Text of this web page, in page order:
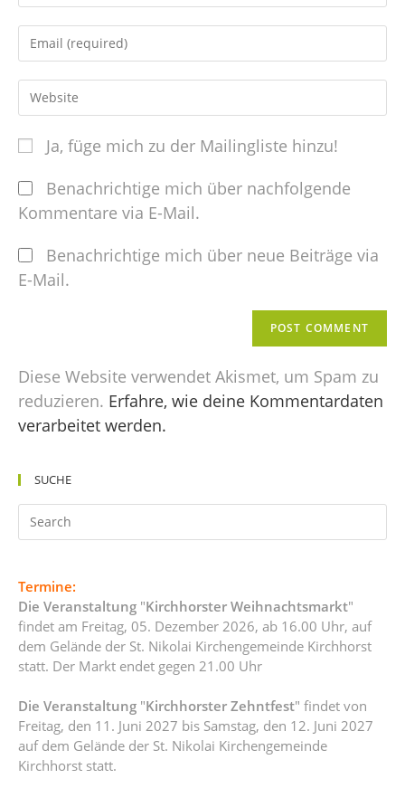
Ja, füge mich zu der Mailingliste hinzu!
Benachrichtige mich über nachfolgende
Kommentare via E-Mail.
Benachrichtige mich über neue Beiträge via
E-Mail.
Diese Website verwendet Akismet, um Spam zu
reduzieren. Erfahre, wie deine Kommentardaten
verarbeitet werden.
SUCHE
Termine:
Die Veranstaltung "Kirchhorster Weihnachtsmarkt"
findet am Freitag, 05. Dezember 2026, ab 16.00 Uhr, auf
dem Gelände der St. Nikolai Kirchengemeinde Kirchhorst
statt. Der Markt endet gegen 21.00 Uhr
Die Veranstaltung "Kirchhorster Zehntfest" findet von
Freitag, den 11. Juni 2027 bis Samstag, den 12. Juni 2027
auf dem Gelände der St. Nikolai Kirchengemeinde
Kirchhorst statt.